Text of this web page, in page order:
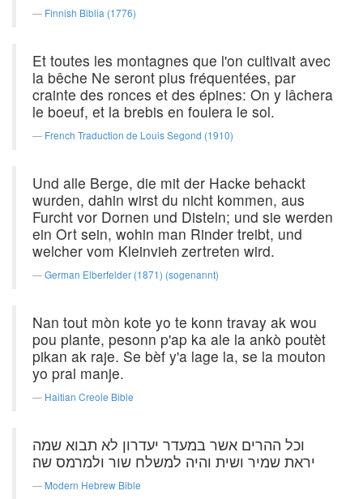
Finnish Biblia (1776)
Et toutes les montagnes que l'on cultivait avec
la bêche Ne seront plus fréquentées, par
crainte des ronces et des épines: On y lâchera
le boeuf, et la brebis en foulera le sol.
French Traduction de Louis Segond (1910)
Und alle Berge, die mit der Hacke behackt
wurden, dahin wirst du nicht kommen, aus
Furcht vor Dornen und Disteln; und sie werden
ein Ort sein, wohin man Rinder treibt, und
welcher vom Kleinvieh zertreten wird.
German Elberfelder (1871) (sogenannt)
Nan tout mòn kote yo te konn travay ak wou
pou plante, pesonn p'ap ka ale la ankò poutèt
pikan ak raje. Se bèf y'a lage la, se la mouton
yo pral manje.
Haitian Creole Bible
וכל ההרים אשר במעדר יעדרון לא תבוא שמה
יראת שמיר ושית והיה למשלח שור ולמרמס שה׃
Modern Hebrew Bible